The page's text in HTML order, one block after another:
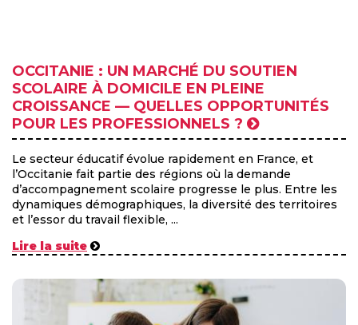
OCCITANIE : UN MARCHÉ DU SOUTIEN
SCOLAIRE À DOMICILE EN PLEINE
CROISSANCE — QUELLES OPPORTUNITÉS
POUR LES PROFESSIONNELS ?
Le secteur éducatif évolue rapidement en France, et
l’Occitanie fait partie des régions où la demande
d’accompagnement scolaire progresse le plus. Entre les
dynamiques démographiques, la diversité des territoires
et l’essor du travail flexible, ...
Lire la suite